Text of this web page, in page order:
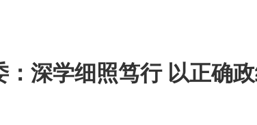
深学细照笃行 以正确